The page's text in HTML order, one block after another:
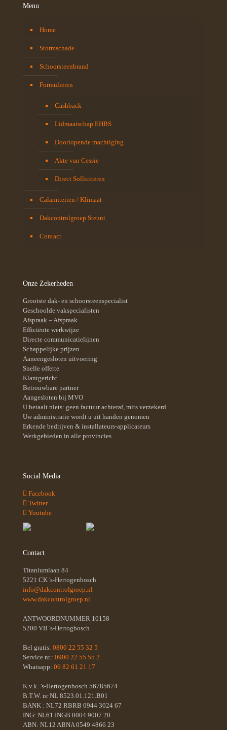
Menu
Home
Stormschade
Schoorsteenbrand
Formulieren
Cashback
Lidmaatschap EHBS
Doorlopende machtiging
Akte van Cessie
Direct Solliciteren
Calamiteiten / Klimaat
Dakcontrolgroep Steunt
Contact
Onze Zekerheden
Grootste dak- en schoorsteenspecialist
Geschoolde vakspecialisten
Afspraak = Afspraak
Efficiënte werkwijze
Directe communicatielijnen
Schappelijke prijzen
Aaneengesloten uitvoering
Snelle offerte
Klantgericht
Betrouwbare partner
Aangesloten bij MVO
U betaalt niets: geen factuur achteraf, mits verzekerd
Uw administratie wordt u uit handen genomen
Erkende bedrijven & installateurs-applicateurs
Werkgebieden in alle provincies
Social Media
Facebook
Twitter
Youtube
Contact
Titaniumlaan 84
5221 CK 's-Hertogenbosch
info@dakcontrolgroep.nl
www.dakcontrolgroep.nl
ANTWOORDNUMMER 10158
5200 VB 's-Hertogbosch
Bel gratis: 0800 22 55 32 5
Service nr.: 0900 22 55 55 2
Whatsapp: 06 82 61 21 17
K.v.k. ’s-Hertogenbosch 56785674
B.T.W. nr NL 8523.01.121.B01
BANK : NL72 RBRB 0944 3024 67
ING: NL61 INGB 0004 9007 20
ABN: NL12 ABNA 0549 4866 23